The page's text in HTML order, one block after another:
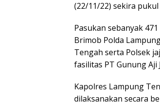
(22/11/22) sekira pukul
Pasukan sebanyak
Brimob Polda
Tengah serta Polsek
fasilitas PT Gunung Aji
Kapolres Lampung
dilaksanakan secara